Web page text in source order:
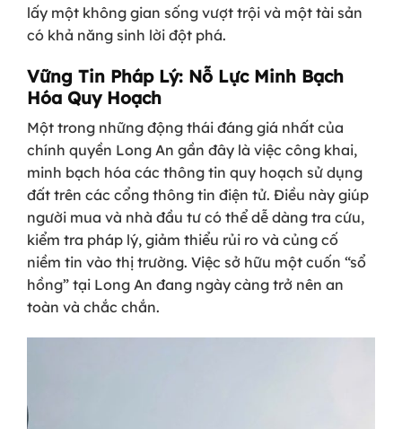
lấy một không gian sống vượt trội và một tài sản
có khả năng sinh lời đột phá.
Vững Tin Pháp Lý: Nỗ Lực Minh Bạch
Hóa Quy Hoạch
Một trong những động thái đáng giá nhất của
chính quyền Long An gần đây là việc công khai,
minh bạch hóa các thông tin quy hoạch sử dụng
đất trên các cổng thông tin điện tử. Điều này giúp
người mua và nhà đầu tư có thể dễ dàng tra cứu,
kiểm tra pháp lý, giảm thiểu rủi ro và củng cố
niềm tin vào thị trường. Việc sở hữu một cuốn “sổ
hồng” tại Long An đang ngày càng trở nên an
toàn và chắc chắn.